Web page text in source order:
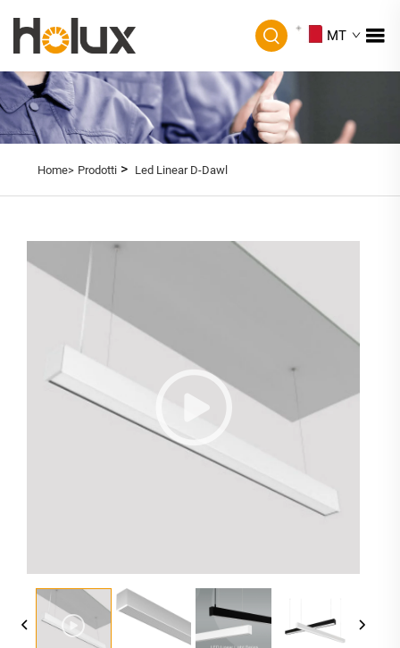
MT
Home> Prodotti> Led Linear D-Dawl